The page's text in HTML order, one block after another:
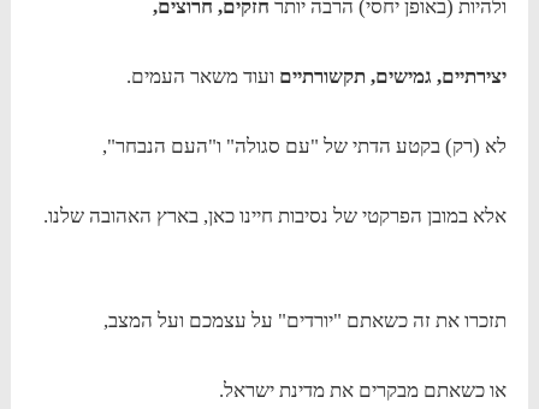
ולהיות (באופן יחסי) הרבה יותר חזקים, חרוצים,
יצירתיים, גמישים, תקשורתיים ועוד משאר העמים.
לא (רק) בקטע הדתי של "עם סגולה" ו"העם הנבחר",
אלא במובן הפרקטי של נסיבות חיינו כאן, בארץ האהובה שלנו.
תזכרו את זה כשאתם "יורדים" על עצמכם ועל המצב,
או כשאתם מבקרים את מדינת ישראל.